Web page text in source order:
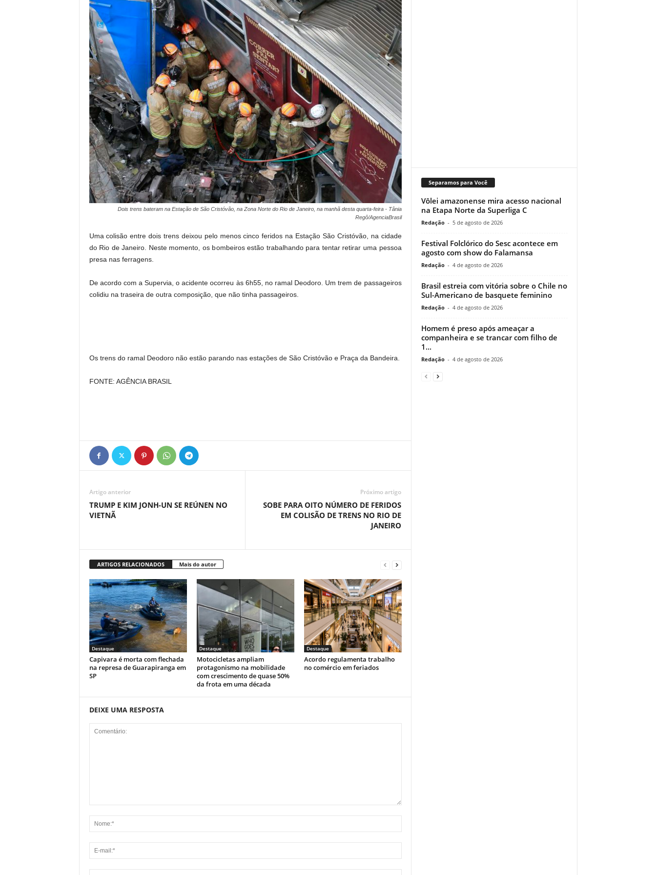
Dois trens bateram na Estação de São Cristóvão, na Zona Norte do Rio de Janeiro, na manhã desta quarta-feira - Tânia
Regô/AgenciaBrasil
Uma colisão entre dois trens deixou pelo menos cinco feridos na Estação São Cristóvão, na cidade
do Rio de Janeiro. Neste momento, os bombeiros estão trabalhando para tentar retirar uma pessoa
presa nas ferragens.
De acordo com a Supervia, o acidente ocorreu às 6h55, no ramal Deodoro. Um trem de passageiros
colidiu na traseira de outra composição, que não tinha passageiros.
Os trens do ramal Deodoro não estão parando nas estações de São Cristóvão e Praça da Bandeira.
FONTE: AGÊNCIA BRASIL
Artigo anterior
TRUMP E KIM JONH-UN SE REÚNEN NO
VIETNÃ
Próximo artigo
SOBE PARA OITO NÚMERO DE FERIDOS
EM COLISÃO DE TRENS NO RIO DE
JANEIRO
ARTIGOS RELACIONADOS Mais do autor
Destaque
Capivara é morta com flechada
na represa de Guarapiranga em
SP
Destaque
Motocicletas ampliam
protagonismo na mobilidade
com crescimento de quase 50%
da frota em uma década
Destaque
Acordo regulamenta trabalho
no comércio em feriados
DEIXE UMA RESPOSTA
Separamos para Você
Vôlei amazonense mira acesso nacional
na Etapa Norte da Superliga C
Redação - 5 de agosto de 2026
Festival Folclórico do Sesc acontece em
agosto com show do Falamansa
Redação - 4 de agosto de 2026
Brasil estreia com vitória sobre o Chile no
Sul-Americano de basquete feminino
Redação - 4 de agosto de 2026
Homem é preso após ameaçar a
companheira e se trancar com filho de
1...
Redação - 4 de agosto de 2026